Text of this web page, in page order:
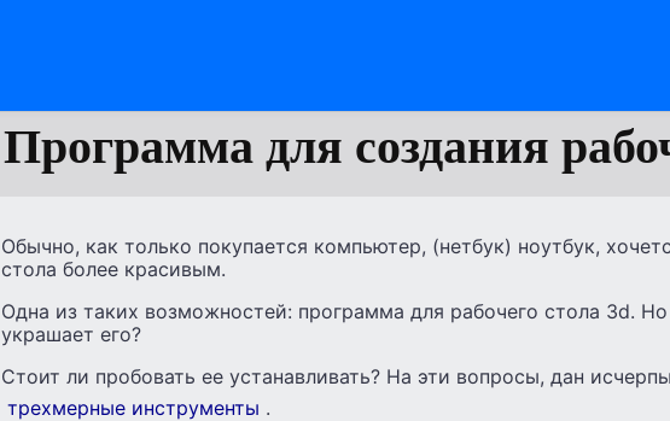
Программа для создания
Обычно, как только покупается компьютер, (нетбук) ноутбук,
стола более красивым.
Одна из таких возможностей: программа для рабочего стола 3d.
украшает его?
Стоит ли пробовать ее устанавливать? На эти вопросы, дан
трехмерные инструменты .